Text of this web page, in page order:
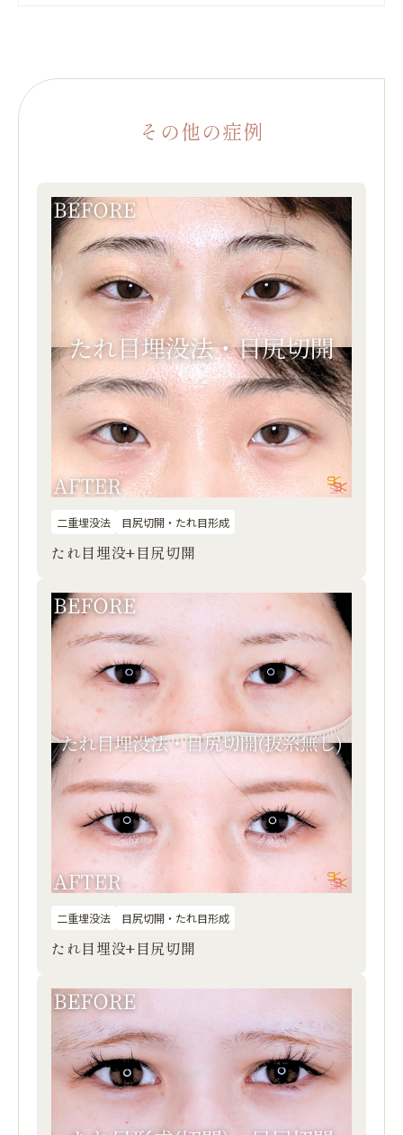
その他の症例
二重埋没法 目尻切開・たれ目形成
たれ目埋没+目尻切開
二重埋没法 目尻切開・たれ目形成
たれ目埋没+目尻切開